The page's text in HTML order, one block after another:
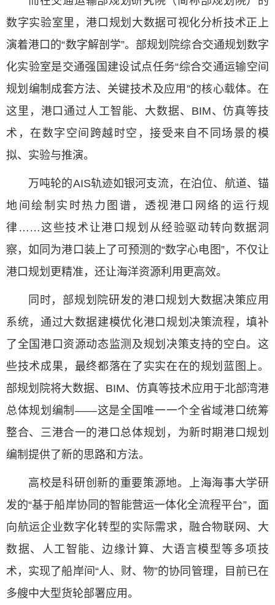
数字实验室里，港口规划大数据可视化分析技术正上
演着港口的“数字解剖学”。部规划院综合交通规划数字
化实验室是交通强国建设试点任务“综合交通运输空间
规划编制成套方法、关键技术及应用”的核心载体。在
这里，港口通过人工智能、大数据、BIM、仿真等技
术，在数字空间跨越时空，接受来自不同场景的模
拟、实验与推演。
万吨轮的AIS轨迹如银河支流，在泊位、航道、锚
地间绘制实时热力图谱，透视港口网络的运行规
律……这些技术让港口规划从经验驱动转向数据洞
察，如同为港口装上了可预测的“数字心电图”，不仅让
港口规划更精准，还让海洋资源利用更高效。
同时，部规划院研发的港口规划大数据决策应用
系统，通过大数据建模优化港口规划决策流程，填补
了全国港口资源动态监测及规划决策支持的空白。这
些技术成果，最终都落在了实实在在的规划蓝图上。
部规划院将大数据、BIM、仿真等技术应用于北部湾港
总体规划编制——这是全国唯一一个全省域港口统筹
整合、三港合一的港口总体规划，为新时期港口规划
编制提供了新的思路和方法。
高校是科研创新的重要策源地。上海海事大学研
发的“基于船岸协同的智能营运一体化全流程平台”，面
向航运企业数字化转型的实际需求，融合物联网、大
数据、人工智能、边缘计算、大语言模型等多项技
术，实现了船岸间“人、财、物”的协同管理，目前已在
多艘中大型货轮部署应用。